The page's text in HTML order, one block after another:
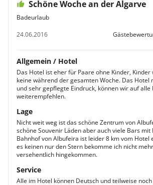
Schöne Woche an der Algarve
Badeurlaub
24.06.2016
Allgemein / Hotel
Das Hotel ist eher für Paare ohne Kinder,
keine während der gesamten Woche. Das Hotel
und sehr gepflegte Eindruck, können wir auf alle
weiterempfehlen.
Lage
Nicht weit weg ist das schöne Zentrum von
schöne Souvenir Läden aber auch viele Bars mit
Bahnhof von Albufeira ist leider 8 km vom Hotel
es keinen nur den Stern bekomme ich nicht
versehentlich hingekommen.
Service
Alle im Hotel können Deutsch und teilweise